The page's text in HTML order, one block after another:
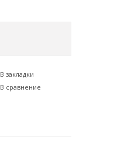
В закладки
В сравнение